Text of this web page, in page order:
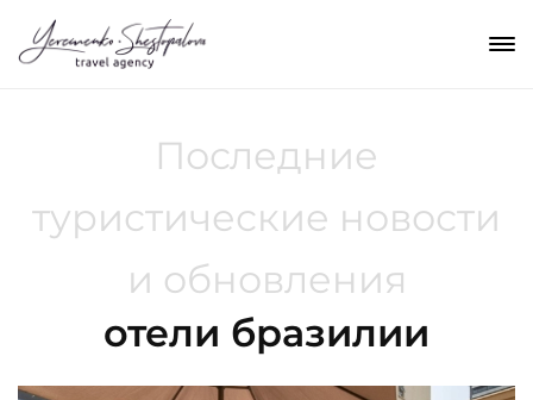
Последние
туристические новости
и обновления
отели бразилии